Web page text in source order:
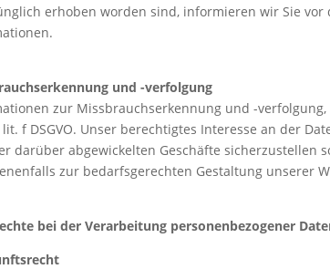
erhoben worden sind, informieren wir Sie
und -verfolgung
zur Missbrauchserkennung und -
lit. f DSGVO. Unser berechtigtes Interesse an der
darüber abgewickelten Geschäfte sicherzustellen
zur bedarfsgerechten Gestaltung unserer
bei der Verarbeitung personenbezogener